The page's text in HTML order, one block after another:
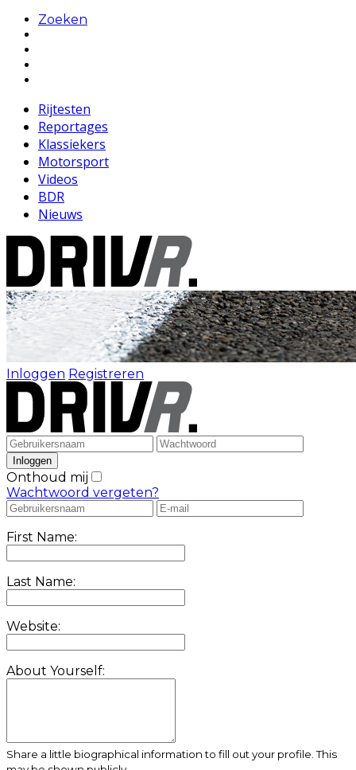
Zoeken
Rijtesten
Reportages
Klassiekers
Motorsport
Videos
BDR
Nieuws
Inloggen Registreren
Onthoud mij
Wachtwoord vergeten?
First Name:
Last Name:
Website:
About Yourself:
Share a little biographical information to fill out your profile. This